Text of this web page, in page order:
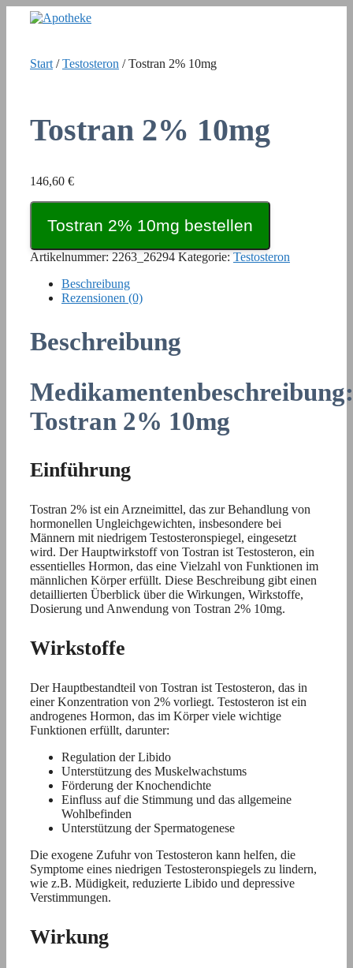
Inhalt
Start /Testosteron / Tostran 2% 10mg
Tostran 2% 10mg
146,60 €
Tostran 2% 10mg bestellen
Artikelnummer: 2263_26294 Kategorie: Testosteron
Beschreibung
Rezensionen (0)
Beschreibung
Medikamentenbeschreibung:
Tostran 2% 10mg
Einführung
Tostran 2% ist ein Arzneimittel, das zur Behandlung von
hormonellen Ungleichgewichten, insbesondere bei
Männern mit niedrigem Testosteronspiegel, eingesetzt
wird. Der Hauptwirkstoff von Tostran ist Testosteron, ein
essentielles Hormon, das eine Vielzahl von Funktionen im
männlichen Körper erfüllt. Diese Beschreibung gibt einen
detaillierten Überblick über die Wirkungen, Wirkstoffe,
Dosierung und Anwendung von Tostran 2% 10mg.
Wirkstoffe
Der Hauptbestandteil von Tostran ist Testosteron, das in
einer Konzentration von 2% vorliegt. Testosteron ist ein
androgenes Hormon, das im Körper viele wichtige
Funktionen erfüllt, darunter:
Regulation der Libido
Unterstützung des Muskelwachstums
Förderung der Knochendichte
Einfluss auf die Stimmung und das allgemeine
Wohlbefinden
Unterstützung der Spermatogenese
Die exogene Zufuhr von Testosteron kann helfen, die
Symptome eines niedrigen Testosteronspiegels zu lindern,
wie z.B. Müdigkeit, reduzierte Libido und depressive
Verstimmungen.
Wirkung